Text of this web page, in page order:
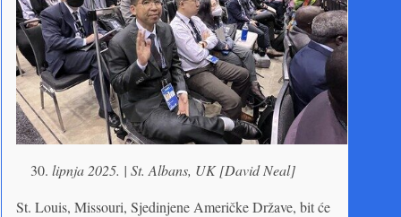
lipnja 2025. | St. Albans, UK [David Neal]
St. Louis, Missouri, Sjedinjene Američke Države, bit će